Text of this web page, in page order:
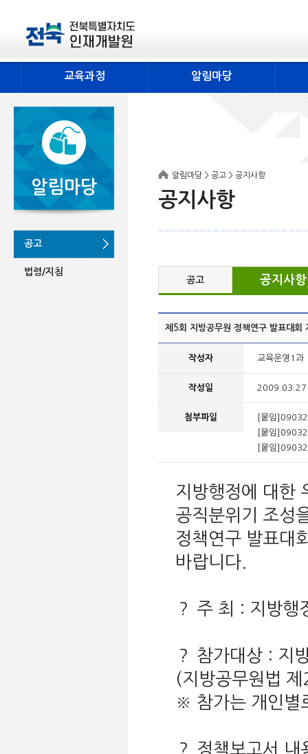
교육과정 알림마당
알림마당
공고
법령/지침
알림마당 > 공고 > 공지사항
공지사항
공고 공지사항
제5회 지방공무원 정책연구 발표대회
작성자 교육운영1과
작성일 2009.03.27
첨부파일
[붙임
[붙임
[붙임
지방행정에 대한
공직분위기 조성
정책연구 발표대
바랍니다.
？ 주 최 : 지방행
？ 참가대상 : 지
(지방공무원법
※ 참가는 개인별
？ 정책보고서 내